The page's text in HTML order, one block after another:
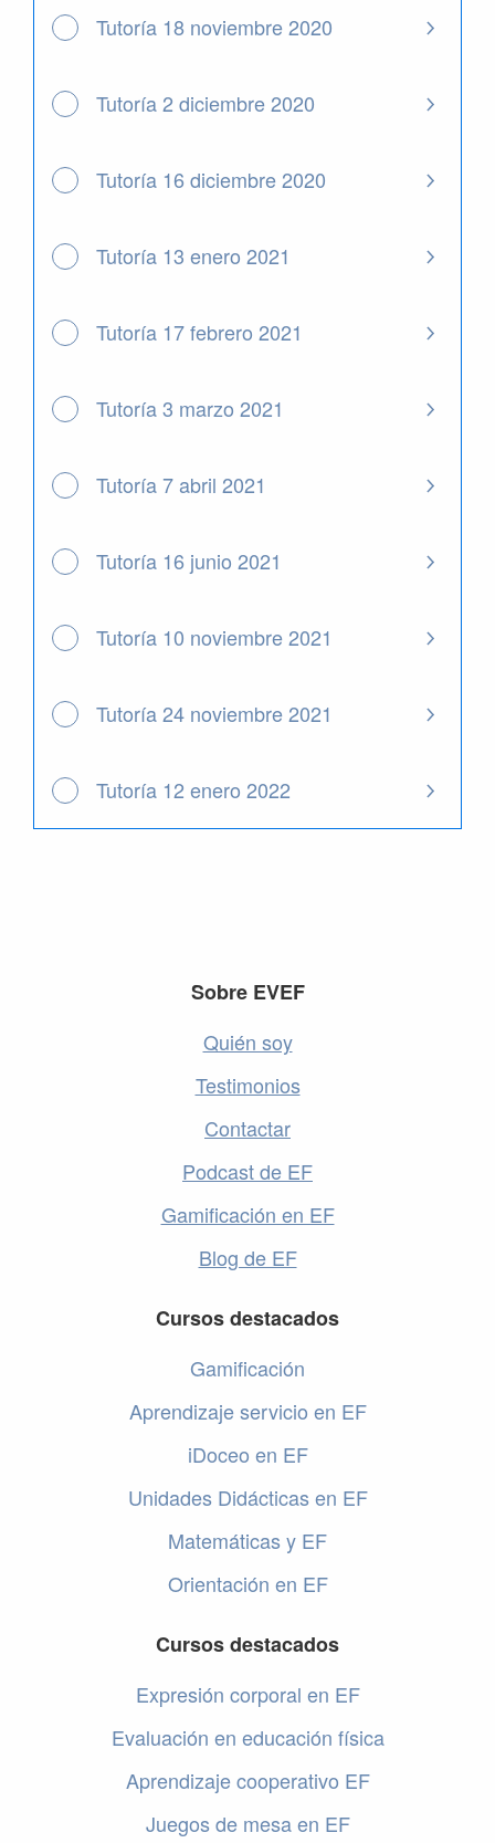
Tutoría 18 noviembre 2020
Tutoría 2 diciembre 2020
Tutoría 16 diciembre 2020
Tutoría 13 enero 2021
Tutoría 17 febrero 2021
Tutoría 3 marzo 2021
Tutoría 7 abril 2021
Tutoría 16 junio 2021
Tutoría 10 noviembre 2021
Tutoría 24 noviembre 2021
Tutoría 12 enero 2022
Sobre EVEF
Quién soy
Testimonios
Contactar
Podcast de EF
Gamificación en EF
Blog de EF
Cursos destacados
Gamificación
Aprendizaje servicio en EF
iDoceo en EF
Unidades Didácticas en EF
Matemáticas y EF
Orientación en EF
Cursos destacados
Expresión corporal en EF
Evaluación en educación física
Aprendizaje cooperativo EF
Juegos de mesa en EF